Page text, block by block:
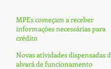
MPEs começam a receber
informações necessárias para
crédito
Novas atividades dispensadas de
alvará de funcionamento